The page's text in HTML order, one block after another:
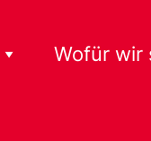
Wofür wir